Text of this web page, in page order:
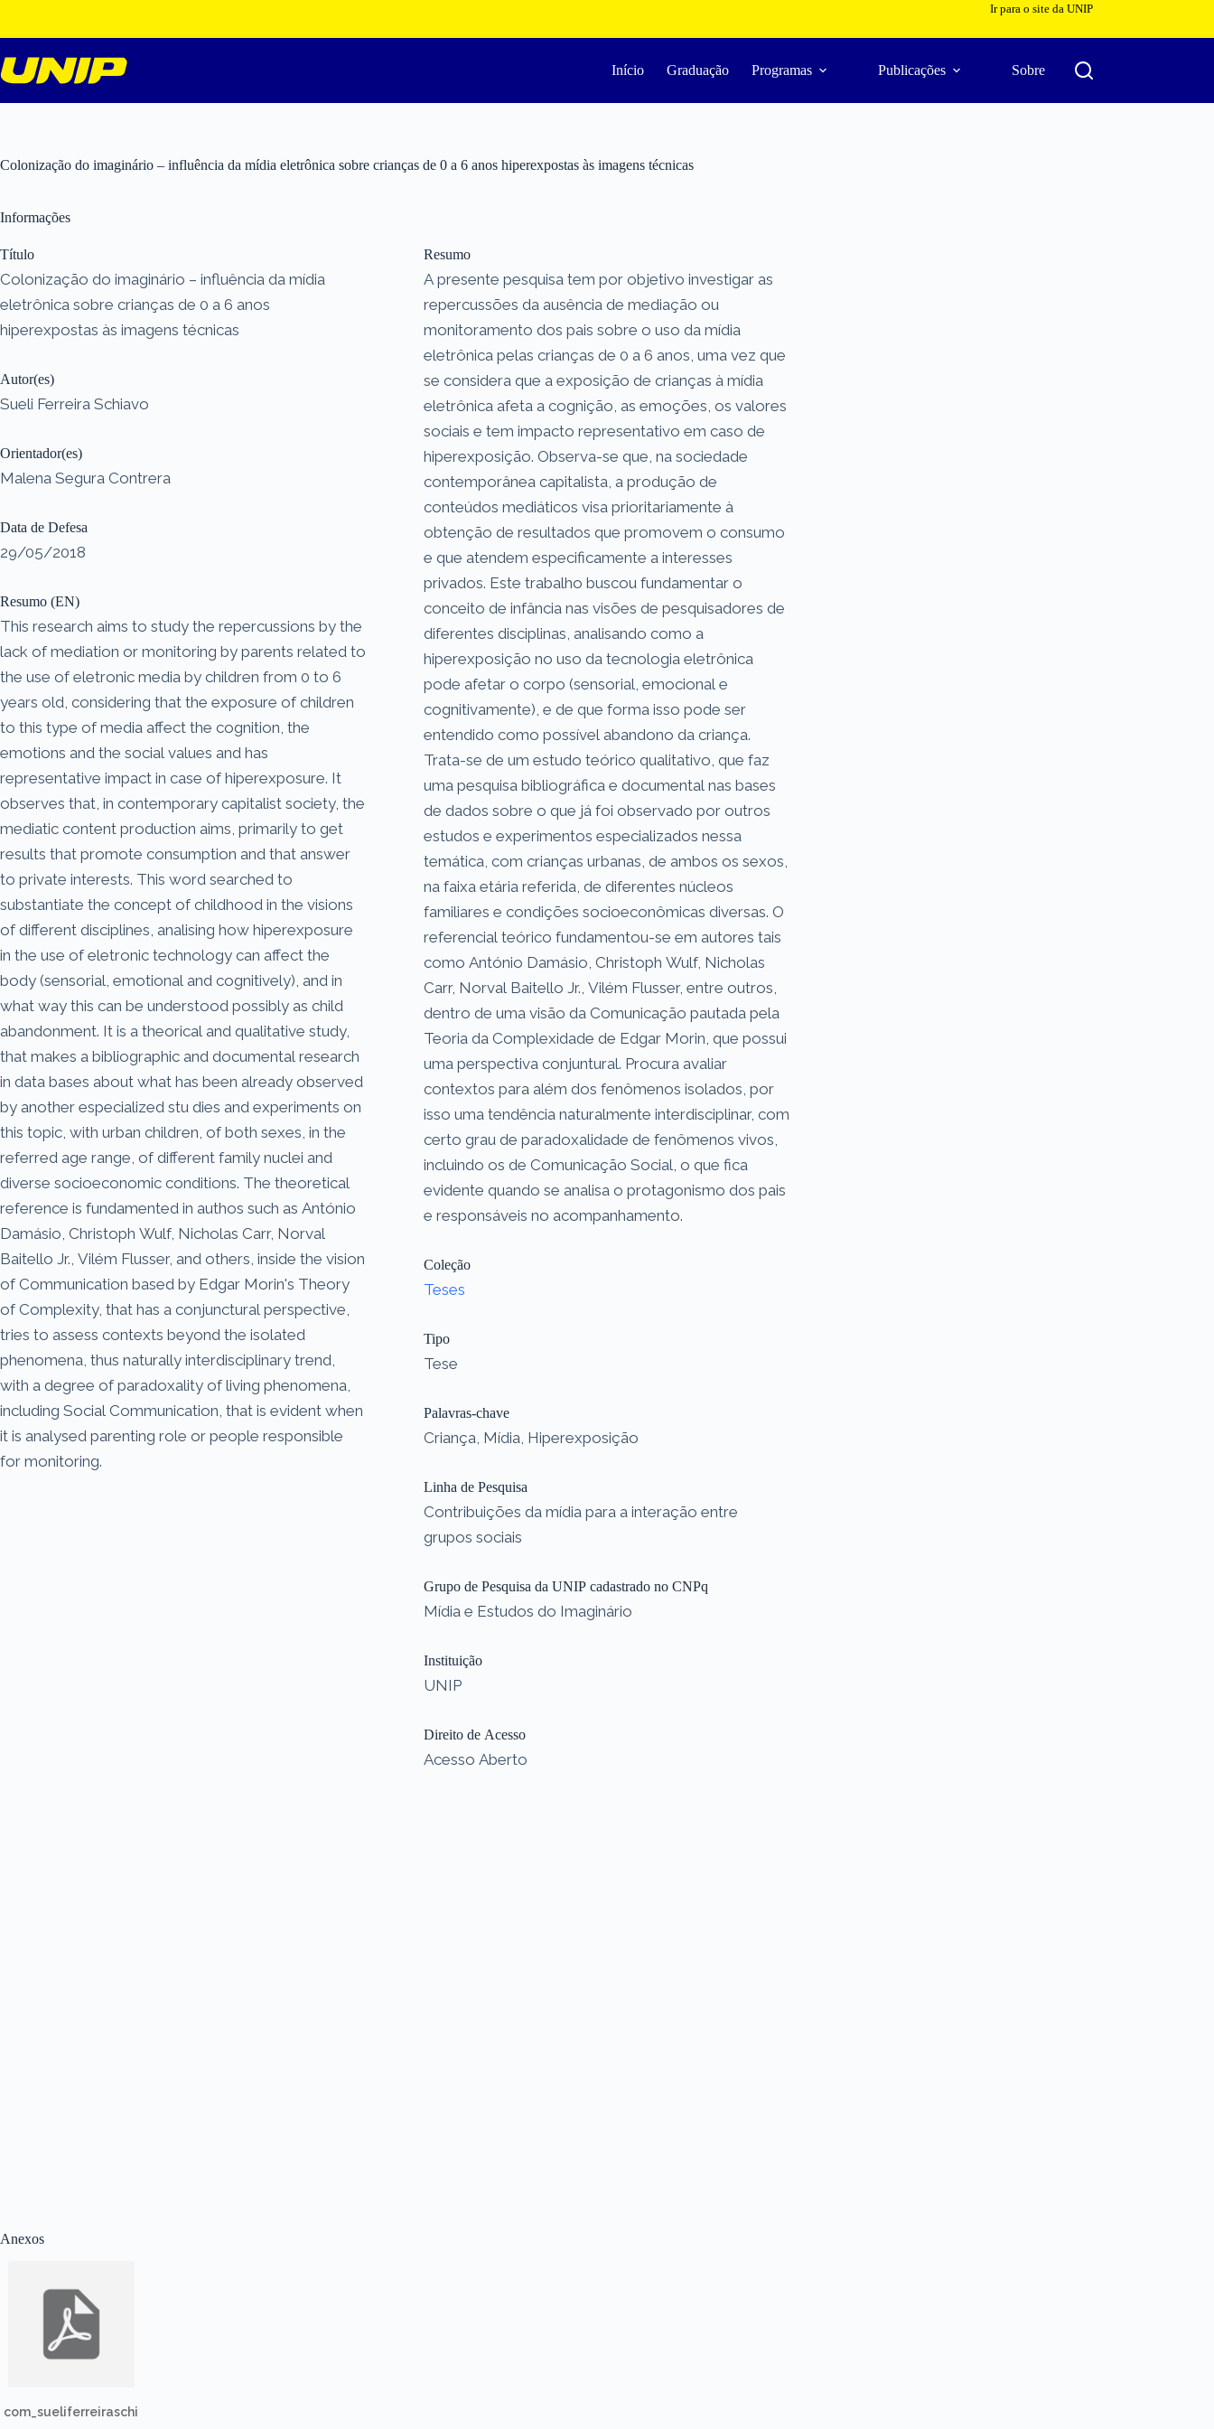
o
conteúdo
Ir para o site da UNIP
Início Graduação Programas Publicações Sobre
Colonização do imaginário – influência da mídia eletrônica sobre crianças de 0 a 6 anos hiperexpostas às imagens técnicas
Anexos
com_sueliferreiraschi
Informações
Título
Colonização do imaginário – influência da mídia
eletrônica sobre crianças de 0 a 6 anos
hiperexpostas às imagens técnicas
Autor(es)
Sueli Ferreira Schiavo
Orientador(es)
Malena Segura Contrera
Data de Defesa
29/05/2018
Resumo (EN)
This research aims to study the repercussions by the
lack of mediation or monitoring by parents related to
the use of eletronic media by children from 0 to 6
years old, considering that the exposure of children
to this type of media affect the cognition, the
emotions and the social values and has
representative impact in case of hiperexposure. It
observes that, in contemporary capitalist society, the
mediatic content production aims, primarily to get
results that promote consumption and that answer
to private interests. This word searched to
substantiate the concept of childhood in the visions
of different disciplines, analising how hiperexposure
in the use of eletronic technology can affect the
body (sensorial, emotional and cognitively), and in
what way this can be understood possibly as child
abandonment. It is a theorical and qualitative study,
that makes a bibliographic and documental research
in data bases about what has been already observed
by another especialized stu dies and experiments on
this topic, with urban children, of both sexes, in the
referred age range, of different family nuclei and
diverse socioeconomic conditions. The theoretical
reference is fundamented in authos such as António
Damásio, Christoph Wulf, Nicholas Carr, Norval
Baitello Jr., Vilém Flusser, and others, inside the vision
of Communication based by Edgar Morin's Theory
of Complexity, that has a conjunctural perspective,
tries to assess contexts beyond the isolated
phenomena, thus naturally interdisciplinary trend,
with a degree of paradoxality of living phenomena,
including Social Communication, that is evident when
it is analysed parenting role or people responsible
for monitoring.
Resumo
A presente pesquisa tem por objetivo investigar as
repercussões da ausência de mediação ou
monitoramento dos pais sobre o uso da mídia
eletrônica pelas crianças de 0 a 6 anos, uma vez que
se considera que a exposição de crianças à mídia
eletrônica afeta a cognição, as emoções, os valores
sociais e tem impacto representativo em caso de
hiperexposição. Observa-se que, na sociedade
contemporânea capitalista, a produção de
conteúdos mediáticos visa prioritariamente à
obtenção de resultados que promovem o consumo
e que atendem especificamente a interesses
privados. Este trabalho buscou fundamentar o
conceito de infância nas visões de pesquisadores de
diferentes disciplinas, analisando como a
hiperexposição no uso da tecnologia eletrônica
pode afetar o corpo (sensorial, emocional e
cognitivamente), e de que forma isso pode ser
entendido como possível abandono da criança.
Trata-se de um estudo teórico qualitativo, que faz
uma pesquisa bibliográfica e documental nas bases
de dados sobre o que já foi observado por outros
estudos e experimentos especializados nessa
temática, com crianças urbanas, de ambos os sexos,
na faixa etária referida, de diferentes núcleos
familiares e condições socioeconômicas diversas. O
referencial teórico fundamentou-se em autores tais
como António Damásio, Christoph Wulf, Nicholas
Carr, Norval Baitello Jr., Vilém Flusser, entre outros,
dentro de uma visão da Comunicação pautada pela
Teoria da Complexidade de Edgar Morin, que possui
uma perspectiva conjuntural. Procura avaliar
contextos para além dos fenômenos isolados, por
isso uma tendência naturalmente interdisciplinar, com
certo grau de paradoxalidade de fenômenos vivos,
incluindo os de Comunicação Social, o que fica
evidente quando se analisa o protagonismo dos pais
e responsáveis no acompanhamento.
Coleção
Teses
Tipo
Tese
Palavras-chave
Criança, Mídia, Hiperexposição
Linha de Pesquisa
Contribuições da mídia para a interação entre
grupos sociais
Grupo de Pesquisa da UNIP cadastrado no CNPq
Mídia e Estudos do Imaginário
Instituição
UNIP
Direito de Acesso
Acesso Aberto